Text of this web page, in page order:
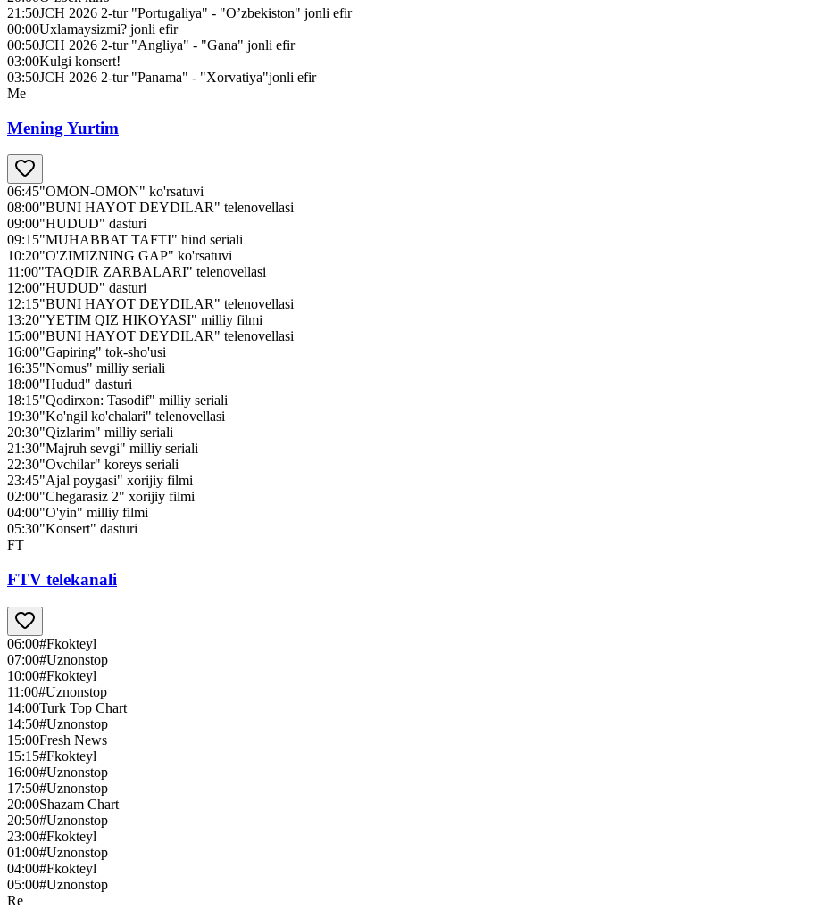
21:50JCH 2026 2-tur "Portugaliya" - "O’zbekiston" jonli efir
00:00Uxlamaysizmi? jonli efir
00:50JCH 2026 2-tur "Angliya" - "Gana" jonli efir
03:00Kulgi konsert!
03:50JCH 2026 2-tur "Panama" - "Xorvatiya"jonli efir
Me
Mening Yurtim
06:45"OMON-OMON" ko'rsatuvi
08:00"BUNI HAYOT DEYDILAR" telenovellasi
09:00"HUDUD" dasturi
09:15"MUHABBAT TAFTI" hind seriali
10:20"O'ZIMIZNING GAP" ko'rsatuvi
11:00"TAQDIR ZARBALARI" telenovellasi
12:00"HUDUD" dasturi
12:15"BUNI HAYOT DEYDILAR" telenovellasi
13:20"YETIM QIZ HIKOYASI" milliy filmi
15:00"BUNI HAYOT DEYDILAR" telenovellasi
16:00"Gapiring" tok-sho'usi
16:35"Nomus" milliy seriali
18:00"Hudud" dasturi
18:15"Qodirxon: Tasodif" milliy seriali
19:30"Ko'ngil ko'chalari" telenovellasi
20:30"Qizlarim" milliy seriali
21:30"Majruh sevgi" milliy seriali
22:30"Ovchilar" koreys seriali
23:45"Ajal poygasi" xorijiy filmi
02:00"Chegarasiz 2" xorijiy filmi
04:00"O'yin" milliy filmi
05:30"Konsert" dasturi
FT
FTV telekanali
06:00#Fkokteyl
07:00#Uznonstop
10:00#Fkokteyl
11:00#Uznonstop
14:00Turk Top Chart
14:50#Uznonstop
15:00Fresh News
15:15#Fkokteyl
16:00#Uznonstop
17:50#Uznonstop
20:00Shazam Chart
20:50#Uznonstop
23:00#Fkokteyl
01:00#Uznonstop
04:00#Fkokteyl
05:00#Uznonstop
Re